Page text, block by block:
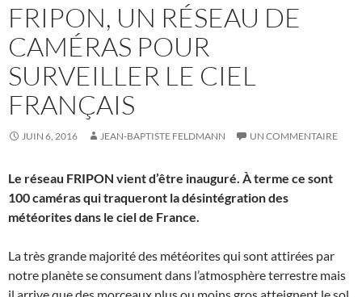
FRIPON, UN RÉSEAU DE
CAMÉRAS POUR
SURVEILLER LE CIEL
FRANÇAIS
JUIN 6, 2016 JEAN-BAPTISTE FELDMANN UN COMMENTAIRE
Le réseau FRIPON vient d’être inauguré. À terme ce sont
100 caméras qui traqueront la désintégration des
météorites dans le ciel de France.
La très grande majorité des météorites qui sont attirées par
notre planète se consument dans l’atmosphère terrestre mais